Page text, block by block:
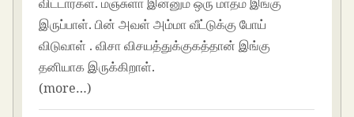
இருப்பாள். பின் அவள் அம்மா வீட்டுக்கு போய்
விடுவாள் . விசா விசயத்துக்குகத்தான் இங்கு
தனியாக இருக்கிறாள்.
(more…)